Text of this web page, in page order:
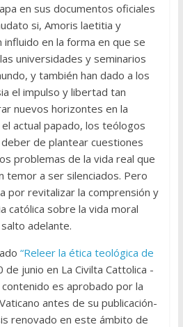
en sus documentos oficiales
si, Amoris laetitia y
influido en la forma en que se
universidades y seminarios
y también han dado a los
el impulso y libertad tan
nuevos horizontes en la
actual papado, los teólogos
de plantear cuestiones
problemas de la vida real que
temor a ser silenciados. Pero
por revitalizar la comprensión y
católica sobre la vida moral
adelante.
“Releer la ética teológica de
junio en La Civilta Cattolica -
es aprobado por la
antes de su publicación-
renovado en este ámbito de